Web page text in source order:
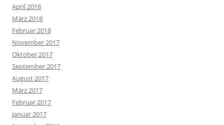
April 2018
März 2018
Februar 2018
November 2017
Oktober 2017
September 2017
August 2017
März 2017
Februar 2017
Januar 2017